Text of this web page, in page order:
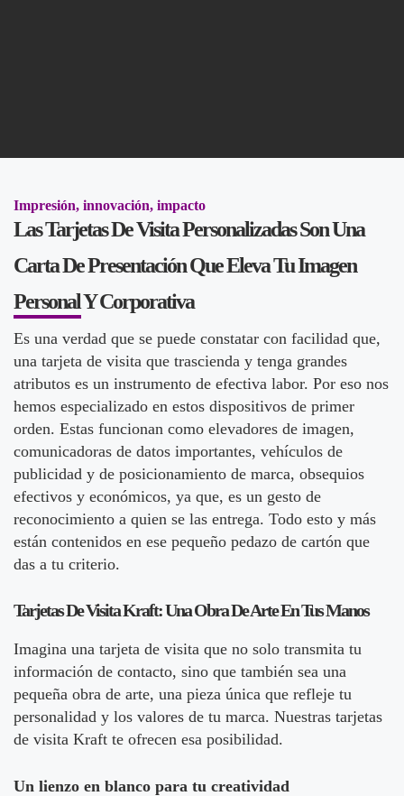
Impresión, innovación, impacto
Las Tarjetas De Visita Personalizadas Son Una
Carta De Presentación Que Eleva Tu Imagen
Personal Y Corporativa
Es una verdad que se puede constatar con facilidad que,
una tarjeta de visita que trascienda y tenga grandes
atributos es un instrumento de efectiva labor. Por eso nos
hemos especializado en estos dispositivos de primer
orden. Estas funcionan como elevadores de imagen,
comunicadoras de datos importantes, vehículos de
publicidad y de posicionamiento de marca, obsequios
efectivos y económicos, ya que, es un gesto de
reconocimiento a quien se las entrega. Todo esto y más
están contenidos en ese pequeño pedazo de cartón que
das a tu criterio.
Tarjetas De Visita Kraft: Una Obra De Arte En Tus Manos
Imagina una tarjeta de visita que no solo transmita tu
información de contacto, sino que también sea una
pequeña obra de arte, una pieza única que refleje tu
personalidad y los valores de tu marca. Nuestras tarjetas
de visita Kraft te ofrecen esa posibilidad.
Un lienzo en blanco para tu creatividad